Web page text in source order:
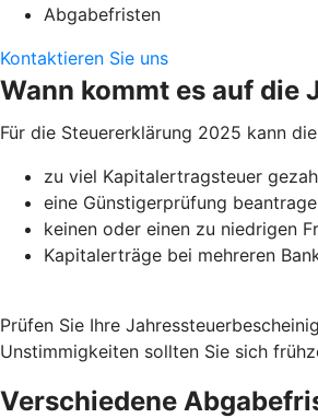
Abgabefristen
Kontaktieren Sie uns
Wann kommt es auf die
Für die Steuererklärung 2025 kann
zu viel Kapitalertragsteuer
eine Günstigerprüfung
keinen oder einen zu niedrigen
Kapitalerträge bei mehreren
Prüfen Sie Ihre
Unstimmigkeiten sollten Sie sich
Verschiedene